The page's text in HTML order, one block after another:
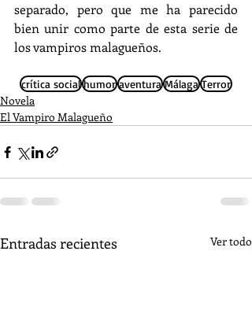
separado, pero que me ha parecido
bien unir como parte de esta serie de
los vampiros malagueños.
crítica social humor aventura Málaga Terror
Novela
El Vampiro Malagueño
Entradas recientes Ver todo